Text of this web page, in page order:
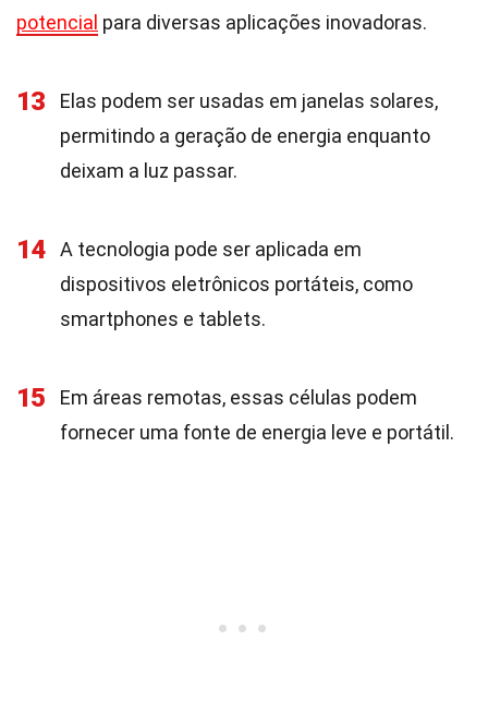
potencial para diversas aplicações inovadoras.
13
Elas podem ser usadas em janelas solares,
permitindo a geração de energia enquanto
deixam a luz passar.
14
A tecnologia pode ser aplicada em
dispositivos eletrônicos portáteis, como
smartphones e tablets.
15
Em áreas remotas, essas células podem
fornecer uma fonte de energia leve e portátil.